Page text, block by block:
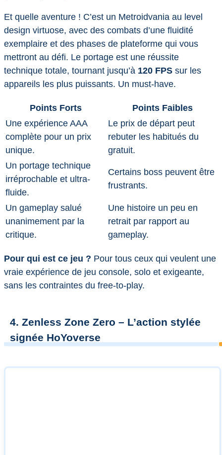
Et quelle aventure ! C’est un Metroidvania au level
design virtuose, avec des combats d’une fluidité
exemplaire et des phases de plateforme qui vous
mettront au défi. Le portage est une réussite
technique totale, tournant jusqu’à 120 FPS sur les
appareils les plus puissants. Un must-have.
Points Forts
Points Faibles
Une expérience AAA
complète pour un prix
unique.
Le prix de départ peut
rebuter les habitués du
gratuit.
Un portage technique
irréprochable et ultra-
fluide.
Certains boss peuvent être
frustrants.
Un gameplay salué
unanimement par la
critique.
Une histoire un peu en
retrait par rapport au
gameplay.
Pour qui est ce jeu ? Pour tous ceux qui veulent une
vraie expérience de jeu console, solo et exigeante,
sans les contraintes du free-to-play.
4. Zenless Zone Zero – L’action stylée
signée HoYoverse